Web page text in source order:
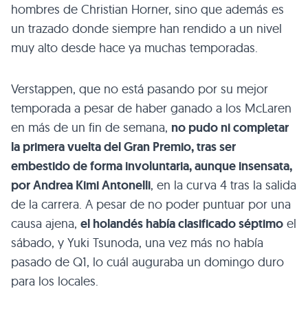
hombres de Christian Horner, sino que además es
un trazado donde siempre han rendido a un nivel
muy alto desde hace ya muchas temporadas.
Verstappen, que no está pasando por su mejor
temporada a pesar de haber ganado a los McLaren
en más de un fin de semana, no pudo ni completar
la primera vuelta del Gran Premio, tras ser
embestido de forma involuntaria, aunque insensata,
por Andrea Kimi Antonelli, en la curva 4 tras la salida
de la carrera. A pesar de no poder puntuar por una
causa ajena, el holandés había clasificado séptimo el
sábado, y Yuki Tsunoda, una vez más no había
pasado de Q1, lo cuál auguraba un domingo duro
para los locales.